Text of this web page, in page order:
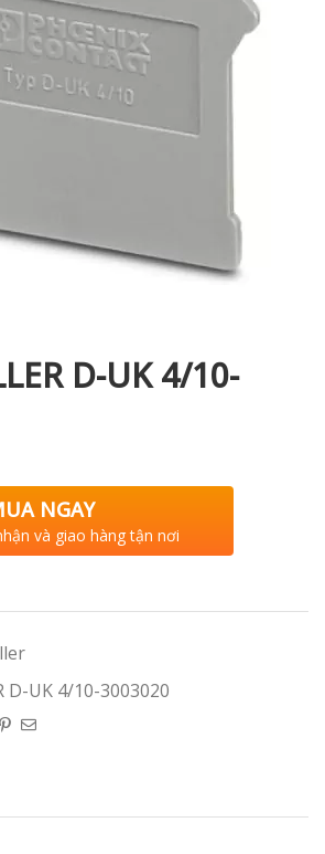
D-UK 4/10-
NGAY
và giao hàng tận nơi
D-UK 4/10-3003020